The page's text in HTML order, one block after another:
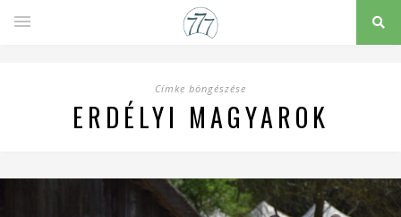
Címke böngészése
ERDÉLYI MAGYAROK